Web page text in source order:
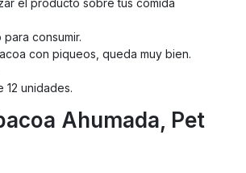
consumir.
con piqueos, queda muy bien.
12 unidades.
Ahumada, Pet